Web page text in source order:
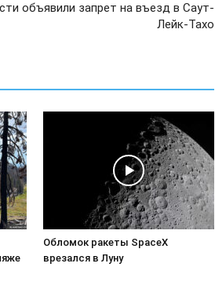
объявили запрет на въезд в Саут-
Лейк-Тахо
Обломок ракеты SpaceX
врезался в Луну